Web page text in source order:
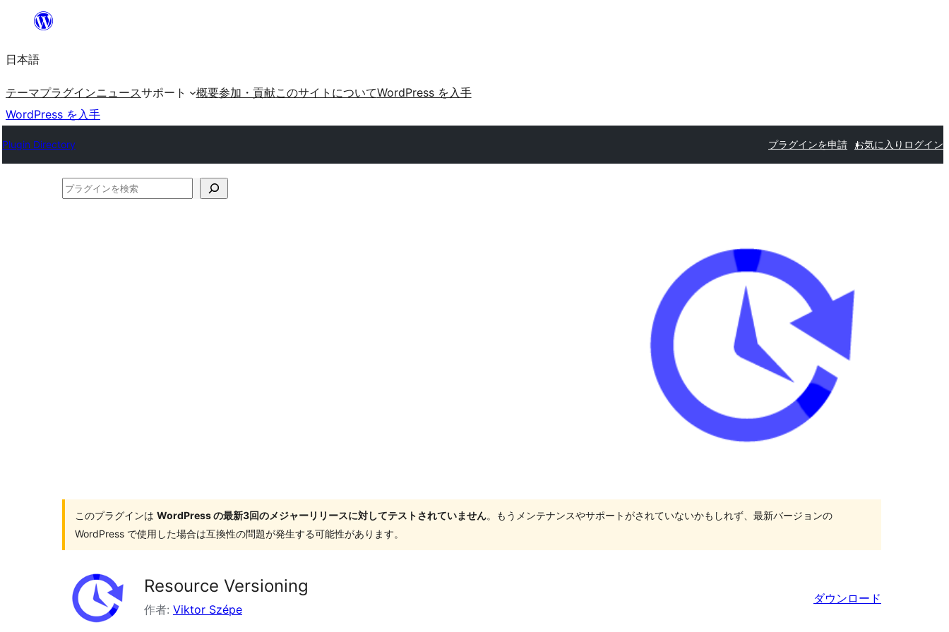
を
ッ
プ
日本語
テーマプラグインニュースサポート 概要参加・貢献このサイトについてWordPress を入手
WordPress を入手
Plugin Directory プラグインを申請 お気に入り ログイン
プ
このプラグインは WordPress の最新3回のメジャーリリースに対してテストされていません。もうメンテナンスやサポートがされていないかもしれず、最新バージョンの
WordPress で使用した場合は互換性の問題が発生する可能性があります。
Resource Versioning
作者: Viktor Szépe
ダウンロード